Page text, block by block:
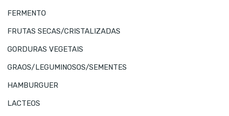
FERMENTO
FRUTAS SECAS/CRISTALIZADAS
GORDURAS VEGETAIS
GRAOS/LEGUMINOSOS/SEMENTES
HAMBURGUER
LACTEOS